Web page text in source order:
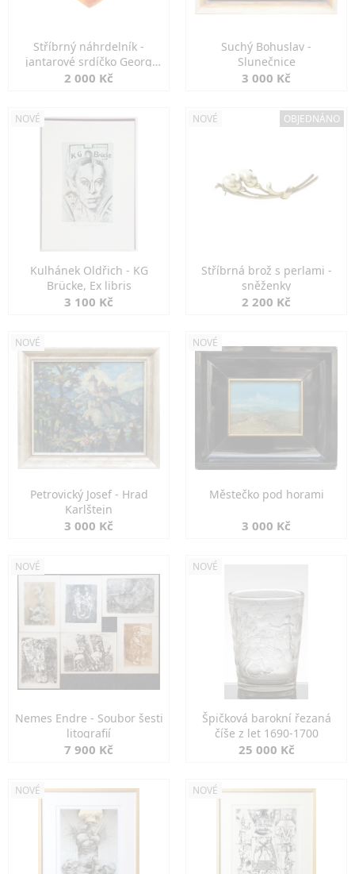
Stříbrný náhrdelník -
jantarové srdíčko Georg
Kramer
2 000 Kč
Suchý Bohuslav -
Slunečnice
3 000 Kč
NOVÉ
Kulhánek Oldřich - KG
Brücke, Ex libris
3 100 Kč
NOVÉ OBJEDNÁNO
Stříbrná brož s perlami -
sněženky
2 200 Kč
NOVÉ
Petrovický Josef - Hrad
Karlštejn
3 000 Kč
NOVÉ
Městečko pod horami
3 000 Kč
NOVÉ
Nemes Endre - Soubor šesti
litografií
7 900 Kč
NOVÉ
Špičková barokní řezaná
číše z let 1690-1700
25 000 Kč
NOVÉ NOVÉ